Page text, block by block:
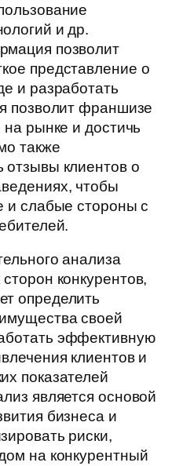
и др.
позволит
представление о
и разработать
позволит франшизе
на рынке и достичь
также
отзывы клиентов о
чтобы
и слабые стороны с
анализа
конкурентов,
определить
своей
эффективную
клиентов и
показателей
является основой
бизнеса и
риски,
на конкурентный